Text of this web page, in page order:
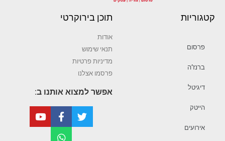
קטגוריות
פרסום
ברנז’ה
דיגיטל
הייטק
אירועים
תוכן בירוקרטי
אודות
תנאי שימוש
מדיניות פרטיות
פרסמו אצלנו
אפשר למצוא אותנו ב: